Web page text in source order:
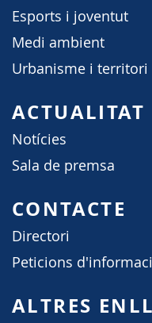
Esports i joventut
Medi ambient
Urbanisme i territori
ACTUALITAT
Notícies
Sala de premsa
CONTACTE
Directori
Peticions
ALTRES